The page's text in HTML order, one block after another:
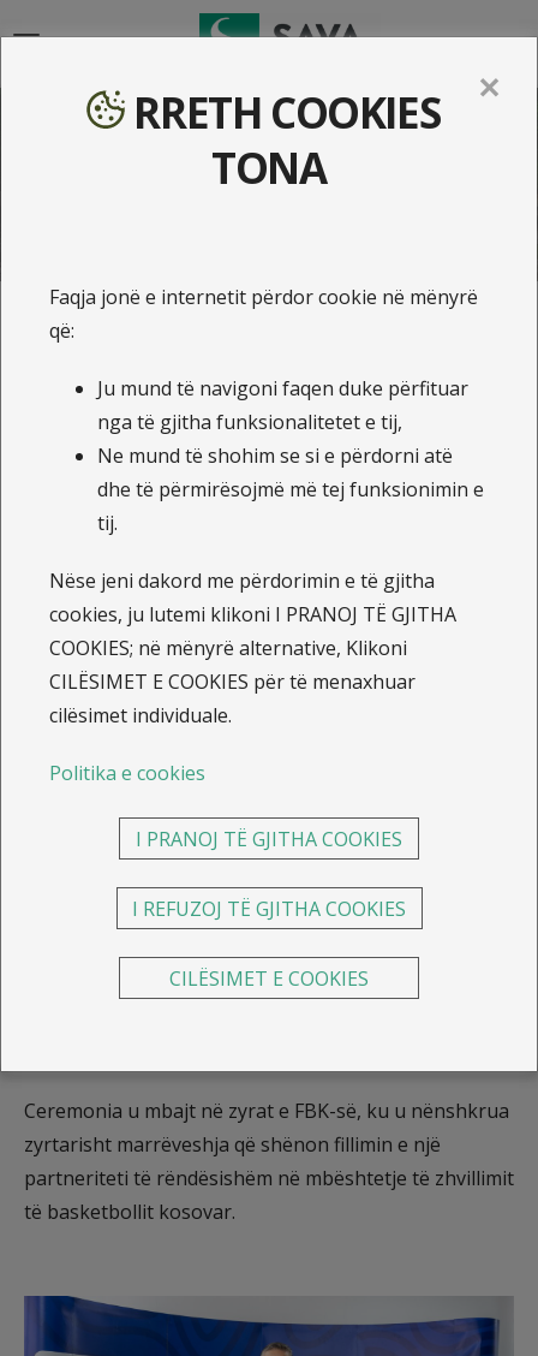
Marrëveshje ndërmjet Sava
insurance Group dhe FBK-së
Me shumë kënaqësi ndajmë disa momente të veçanta
sponsorizimit midis Kosovo Basketball Federation
(FBK) dhe Sava Insurance Group, pjesë e të cilit janë
edheILLYRIA INSURANCEdheIllyria Life.
Ceremonia u mbajt në zyrat e FBK-së, ku u nënshkrua
zyrtarisht marrëveshja që shënon fillimin e një
partneriteti të rëndësishëm në mbështetje të zhvillimit
të basketbollit kosovar.
✕
RRETH COOKIES
TONA
Faqja jonë e internetit përdor cookie në mënyrë
që:
Ju mund të navigoni faqen duke përfituar
nga të gjitha funksionalitetet e tij,
Ne mund të shohim se si e përdorni atë
dhe të përmirësojmë më tej funksionimin e
tij.
Nëse jeni dakord me përdorimin e të gjitha
cookies, ju lutemi klikoni I PRANOJ TË GJITHA
COOKIES; në mënyrë alternative, Klikoni
CILËSIMET E COOKIES për të menaxhuar
cilësimet individuale.
Politika e cookies
I PRANOJ TË GJITHA COOKIES
I REFUZOJ TË GJITHA COOKIES
CILËSIMET E COOKIES